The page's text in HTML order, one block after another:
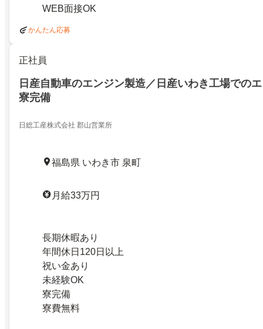
WEB面接OK
かんたん応募
正社員
日産自動車のエンジン製造／日産いわき工場での
寮完備
日総工産株式会社 郡山営業所
福島県 いわき市 泉町
月給33万円
長期休暇あり
年間休日120日以上
祝い金あり
未経験OK
寮完備
寮費無料